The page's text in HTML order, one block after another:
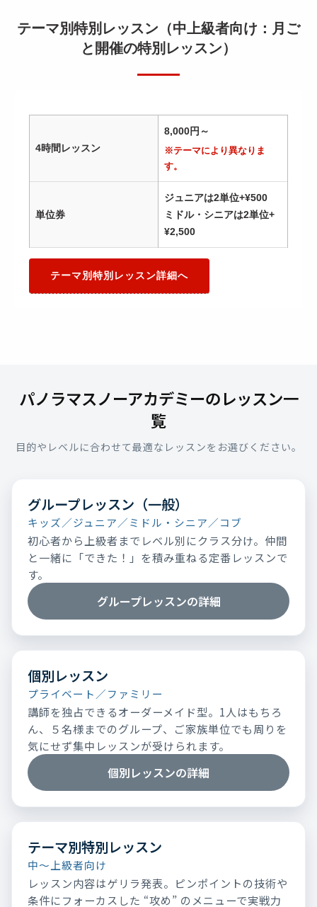
テーマ別特別レッスン（中上級者向け：月ご
と開催の特別レッスン）
4時間レッスン
8,000円～
※テーマにより異なりま
す。
単位券
ジュニアは2単位+¥500
ミドル・シニアは2単位+
¥2,500
テーマ別特別レッスン詳細へ
パノラマスノーアカデミーのレッスン一
覧
目的やレベルに合わせて最適なレッスンをお選びください。
グループレッスン（一般）
キッズ／ジュニア／ミドル・シニア／コブ
初心者から上級者までレベル別にクラス分け。仲間
と一緒に「できた！」を積み重ねる定番レッスンで
す。
グループレッスンの詳細
個別レッスン
プライベート／ファミリー
講師を独占できるオーダーメイド型。1人はもちろ
ん、５名様までのグループ、ご家族単位でも周りを
気にせず集中レッスンが受けられます。
個別レッスンの詳細
テーマ別特別レッスン
中～上級者向け
レッスン内容はゲリラ発表。ピンポイントの技術や
条件にフォーカスした “攻め” のメニューで実戦力